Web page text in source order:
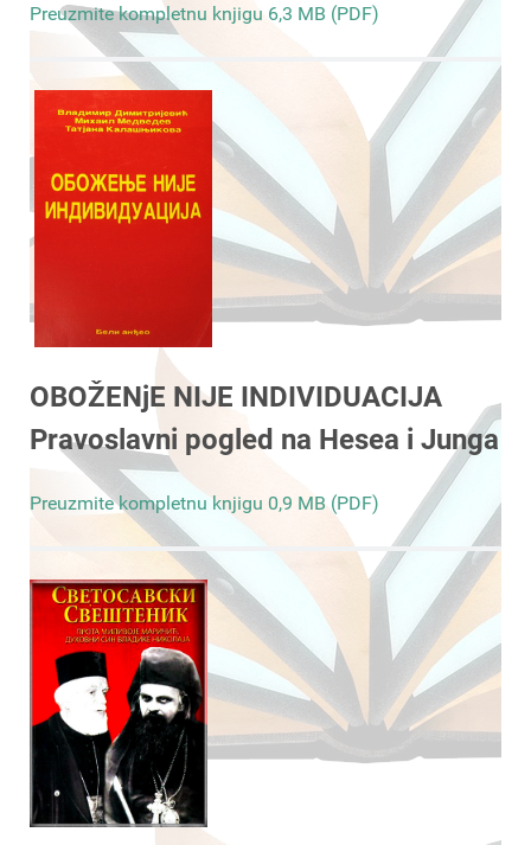
Preuzmite kompletnu knjigu 6,3 MB (PDF)
OBOŽENjE NIJE INDIVIDUACIJA
Pravoslavni pogled na Hesea i Junga
Preuzmite kompletnu knjigu 0,9 MB (PDF)